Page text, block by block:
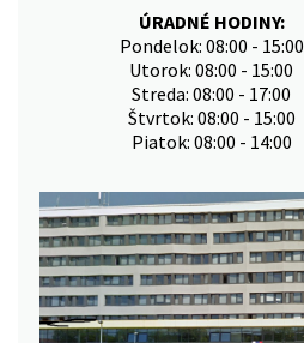
ÚRADNÉ HODINY:
Pondelok: 08:00 - 15:00
Utorok: 08:00 - 15:00
Streda: 08:00 - 17:00
Štvrtok: 08:00 - 15:00
Piatok: 08:00 - 14:00